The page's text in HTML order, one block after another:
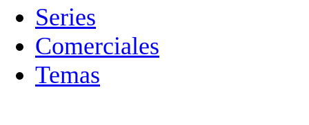
Series
Comerciales
Temas